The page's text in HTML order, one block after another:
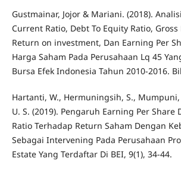
Gustmainar, Jojor & Mariani. (2018).
Current Ratio, Debt To Equity Ratio,
Return on investment, Dan Earning Per
Harga Saham Pada Perusahaan Lq 45
Bursa Efek Indonesia Tahun 2010-2016.
Hartanti, W., Hermuningsih, S., Mumpuni,
U. S. (2019). Pengaruh Earning Per Share
Ratio Terhadap Return Saham Dengan
Sebagai Intervening Pada Perusahaan
Estate Yang Terdaftar Di BEI, 9(1), 34-44.